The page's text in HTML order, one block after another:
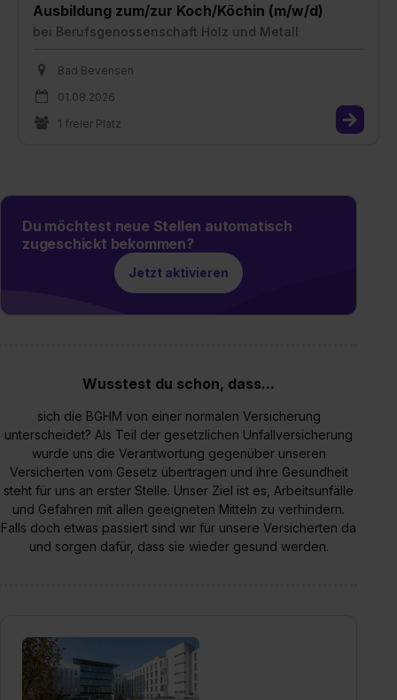
Ausbildung zum/zur Koch/Köchin (m/w/d)
bei Berufsgenossenschaft Holz und Metall
Bad Bevensen
01.08.2026
1 freier Platz
Du möchtest neue Stellen automatisch
zugeschickt bekommen?
Jetzt aktivieren
Wusstest du schon, dass...
sich die BGHM von einer normalen Versicherung
unterscheidet? Als Teil der gesetzlichen Unfallversicherung
wurde uns die Verantwortung gegenüber unseren
Versicherten vom Gesetz übertragen und ihre Gesundheit
steht für uns an erster Stelle. Unser Ziel ist es, Arbeitsunfälle
und Gefahren mit allen geeigneten Mitteln zu verhindern.
Falls doch etwas passiert sind wir für unsere Versicherten da
und sorgen dafür, dass sie wieder gesund werden.